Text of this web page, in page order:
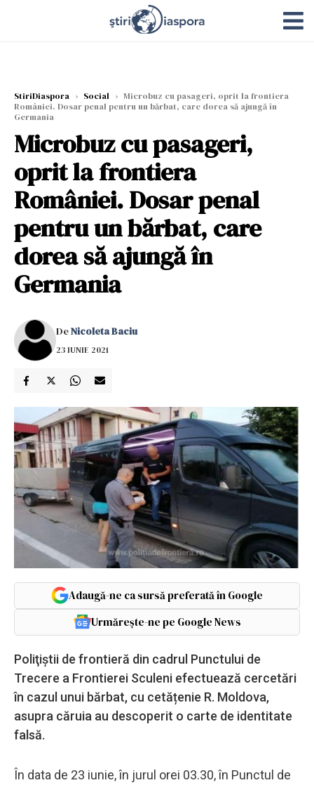
StiriDiaspora › Social › Microbuz cu pasageri, oprit la frontiera
României. Dosar penal pentru un bărbat, care dorea să ajungă în
Germania
Microbuz cu pasageri,
oprit la frontiera
României. Dosar penal
pentru un bărbat, care
dorea să ajungă în
Germania
DeNicoleta Baciu
23 IUNIE 2021
Adaugă-ne ca sursă preferată în Google
Urmărește-ne pe Google News
Poliţiştii de frontieră din cadrul Punctului de
Trecere a Frontierei Sculeni efectuează cercetări
în cazul unui bărbat, cu cetățenie R. Moldova,
asupra căruia au descoperit o carte de identitate
falsă.
În data de 23 iunie, în jurul orei 03.30, în Punctul de